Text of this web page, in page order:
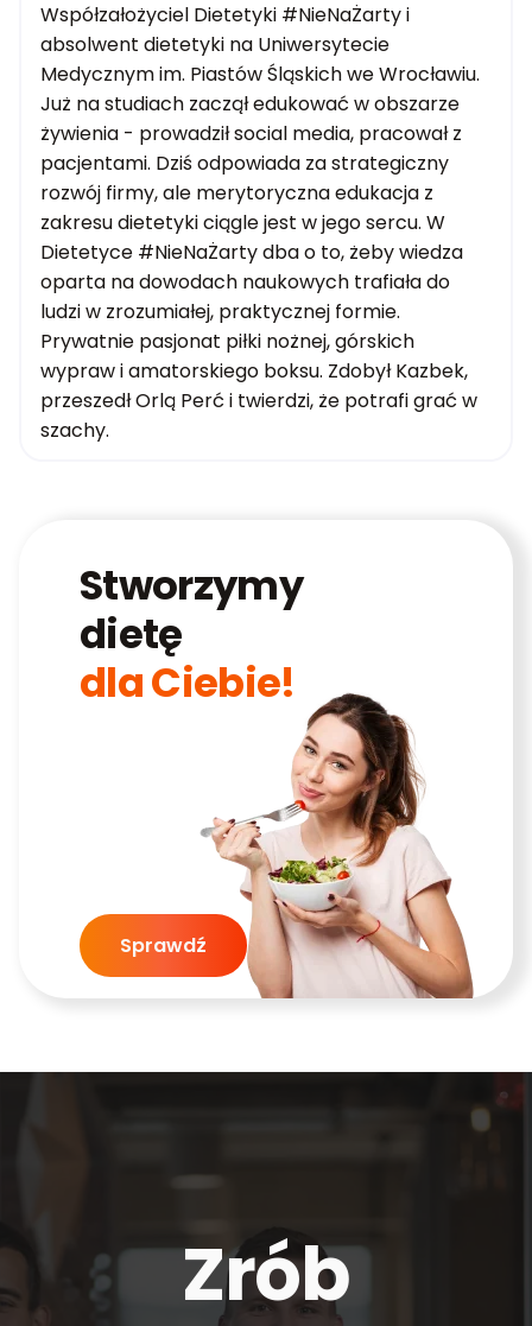
Współzałożyciel Dietetyki #NieNaŻarty i
absolwent dietetyki na Uniwersytecie
Medycznym im. Piastów Śląskich we Wrocławiu.
Już na studiach zaczął edukować w obszarze
żywienia - prowadził social media, pracował z
pacjentami. Dziś odpowiada za strategiczny
rozwój firmy, ale merytoryczna edukacja z
zakresu dietetyki ciągle jest w jego sercu. W
Dietetyce #NieNaŻarty dba o to, żeby wiedza
oparta na dowodach naukowych trafiała do
ludzi w zrozumiałej, praktycznej formie.
Prywatnie pasjonat piłki nożnej, górskich
wypraw i amatorskiego boksu. Zdobył Kazbek,
przeszedł Orlą Perć i twierdzi, że potrafi grać w
szachy.
Stworzymy
dietę
dla Ciebie!
Sprawdź
Zrób